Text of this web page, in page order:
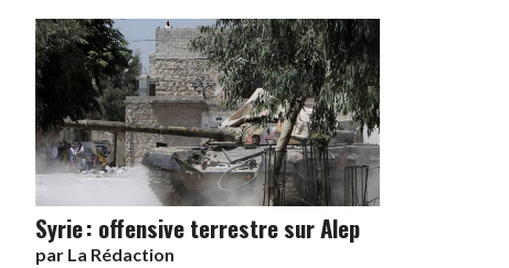
Syrie : offensive terrestre sur Alep
par La Rédaction